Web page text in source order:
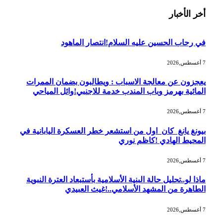
أخر الأخبار
في رحاب الحسين عليه السلام!انتصار الماهود
يعجزون عن معالجة الاسباب : ويطالبون بضمان الممرات
المائية بهرمز وباب المندب خدمة للاجنبي!وائل المياحي
بيونغ يانغ كان اول من استشعر خطر العسكرة اليابانية في
المحيط الهادي !كاظم نوري
ماذا لو..تحليل حالة البنية الأسلامية بأستبعاد العترة النبوية
الطاهرة من المشهد الأسلامي..!غيث العبيدي